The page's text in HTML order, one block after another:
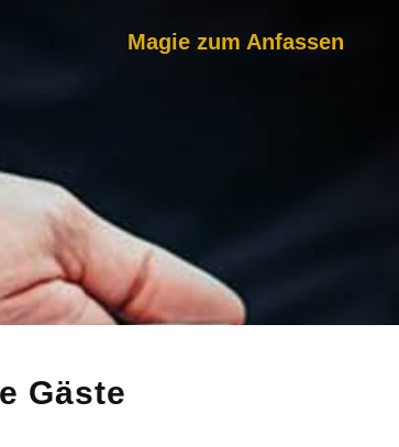
Magie zum Anfassen
Gäste